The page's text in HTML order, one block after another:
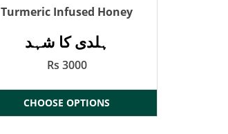
Turmeric Infused Honey
ہلدی کا شہد
Rs 3000
CHOOSE OPTIONS